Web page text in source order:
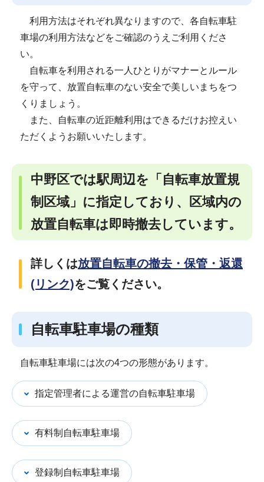
利用方法はそれぞれ異なりますので、各自転車駐
車場の利用方法などをご確認のうえご利用くださ
い。
自転車を利用される一人ひとりがマナーとルール
を守って、放置自転車のない安全で美しいまちをつ
くりましょう。
また、自転車の近距離利用はできるだけお控えい
ただくようお願いいたします。
中野区では駅周辺を「自転車放置規
制区域」に指定しており、区域内の
放置自転車は即時撤去しています。
詳しくは放置自転車の撤去・保管・返還
(リンク)をご覧ください。
自転車駐車場の種類
自転車駐車場には次の4つの形態があります。
指定管理者による運営の自転車駐車場
有料制自転車駐車場
登録制自転車駐車場